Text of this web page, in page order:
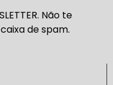
Não te
de spam.